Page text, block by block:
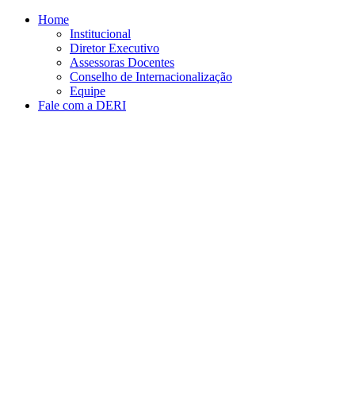
Conteúdo principal
Home
Institucional
Diretor Executivo
Assessoras Docentes
Conselho de Internacionalização
Equipe
Fale com a DERI